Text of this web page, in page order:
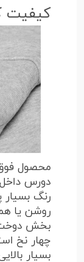
کیفیت
محصول فوق
دورس
رنگ
روشن یا
بخش دوخت
چهار نخ
بسیار